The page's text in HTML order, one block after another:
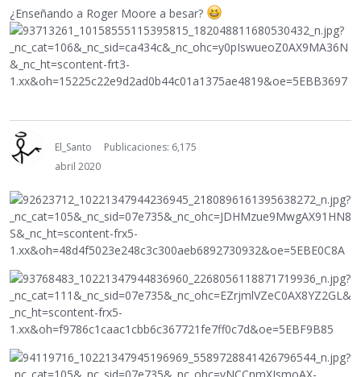
¿Enseñando a Roger Moore a besar?
El_Santo
Publicaciones: 6,175
abril 2020